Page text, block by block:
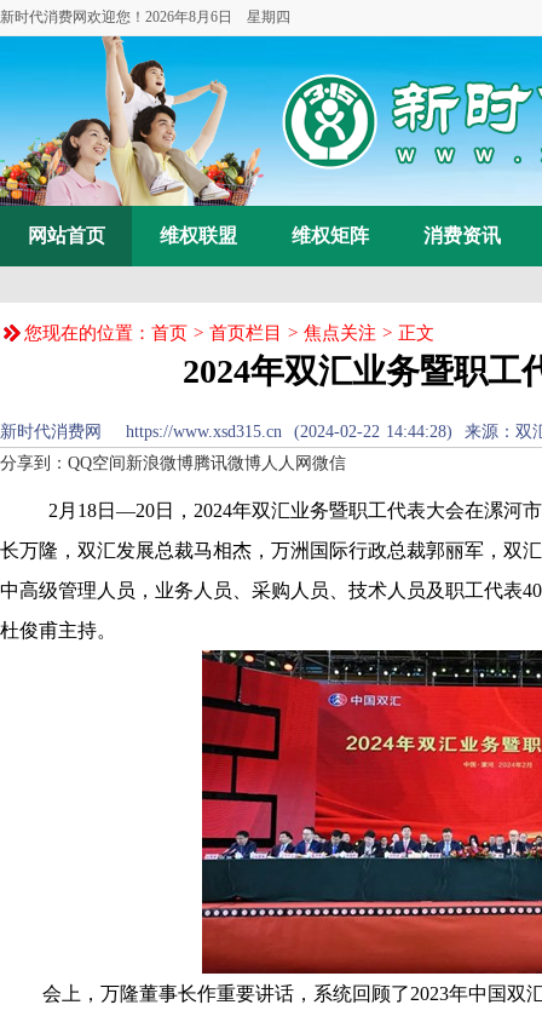
新时代消费网欢迎您！ 2026年8月6日 星期四
网站首页 维权联盟 维权矩阵 消费资讯
您现在的位置： 首页 > 首页栏目 > 焦点关注 > 正文
2024年双汇业务暨职工
新时代消费网 https://www.xsd315.cn (2024-02-22 14:44:28) 来
分享到： QQ空间 新浪微博腾讯微博人人网 微信
2月18日—20日，2024年双汇业务暨职工代表大会在漯河市
长万隆，双汇发展总裁马相杰，万洲国际行政总裁郭丽军，双
中高级管理人员，业务人员、采购人员、技术人员及职工代表
杜俊甫主持。
会上，万隆董事长作重要讲话，系统回顾了2023年中国双